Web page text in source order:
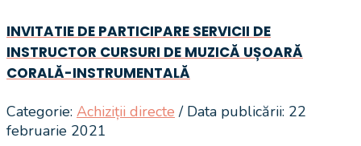
INVITATIE DE PARTICIPARE SERVICII DE
INSTRUCTOR CURSURI DE MUZICĂ UȘOARĂ
CORALĂ-INSTRUMENTALĂ
Categorie: Achiziții directe / Data publicării: 22
februarie 2021